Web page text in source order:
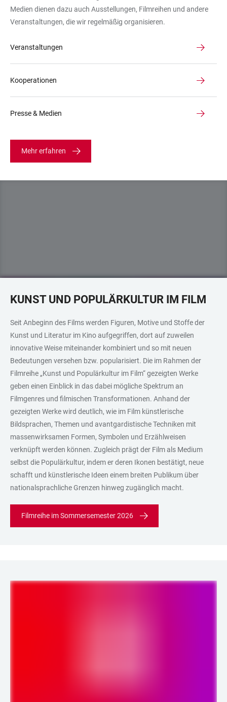
Medien dienen dazu auch Ausstellungen, Filmreihen und andere
Veranstaltungen, die wir regelmäßig organisieren.
Veranstaltungen
Kooperationen
Presse & Medien
Mehr erfahren
KUNST UND POPULÄRKULTUR IM FILM
Seit Anbeginn des Films werden Figuren, Motive und Stoffe der
Kunst und Literatur im Kino aufgegriffen, dort auf zuweilen
innovative Weise miteinander kombiniert und so mit neuen
Bedeutungen versehen bzw. popularisiert. Die im Rahmen der
Filmreihe „Kunst und Populärkultur im Film“ gezeigten Werke
geben einen Einblick in das dabei mögliche Spektrum an
Filmgenres und filmischen Transformationen. Anhand der
gezeigten Werke wird deutlich, wie im Film künstlerische
Bildsprachen, Themen und avantgardistische Techniken mit
massenwirksamen Formen, Symbolen und Erzählweisen
verknüpft werden können. Zugleich prägt der Film als Medium
selbst die Populärkultur, indem er deren Ikonen bestätigt, neue
schafft und künstlerische Ideen einem breiten Publikum über
nationalsprachliche Grenzen hinweg zugänglich macht.
Filmreihe im Sommersemester 2026